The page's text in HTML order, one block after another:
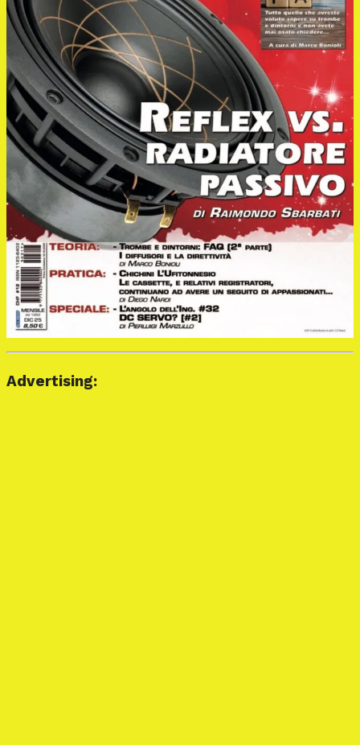
Advertising: